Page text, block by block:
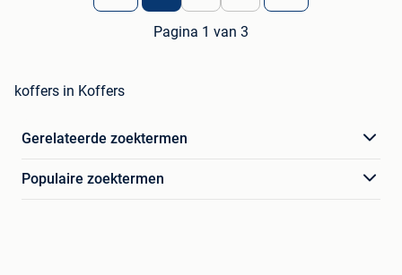
Pagina 1 van 3
koffers in Koffers
Gerelateerde zoektermen
Populaire zoektermen